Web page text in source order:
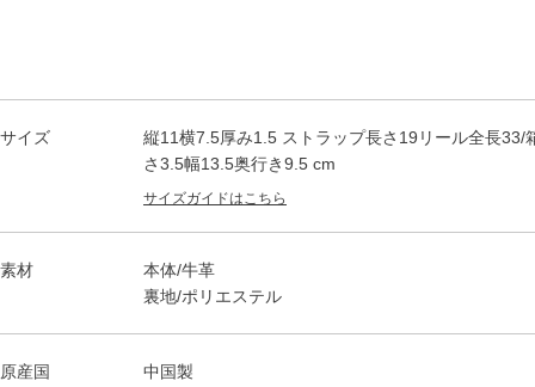
サイズ
縦11横7.5厚み1.5 ストラップ長さ19リール全長33/
さ3.5幅13.5奥行き9.5 cm
サイズガイドはこちら
素材
本体/牛革
裏地/ポリエステル
原産国 中国製